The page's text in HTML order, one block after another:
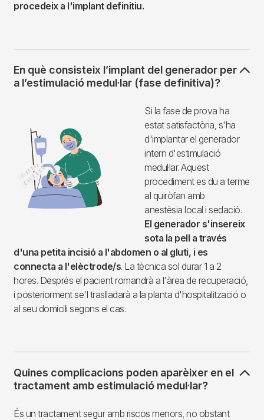
procedeix a l'implant definitiu.
En què consisteix l’implant del generador per
a l’estimulació medul·lar (fase definitiva)?
Si la fase de prova ha
estat satisfactòria, s'ha
d'implantar el generador
intern d'estimulació
medul·lar. Aquest
procediment es du a terme
al quiròfan amb
anestèsia local i sedació.
El generador s'insereix
sota la pell a través
d'una petita incisió a l'abdomen o al gluti, i es
connecta a l'elèctrode/s. La tècnica sol durar 1 a 2
hores. Després el pacient romandrà a l'àrea de recuperació,
i posteriorment se'l traslladarà a la planta d'hospitalització o
al seu domicili segons el cas.
Quines complicacions poden aparèixer en el
tractament amb estimulació medul·lar?
És un tractament segur amb riscos menors, no obstant